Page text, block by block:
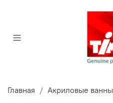
Главная Акриловые ванны